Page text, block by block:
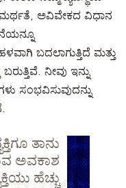
ಅವಿವೇಕದ ವಿಧಾನ
ಬದಲಾಗುತ್ತಿದೆ ಮತ್ತು
ನೀವು ಇನ್ನು
ಸಂಭವಿಸುವುದನ್ನು
ತಾನು
ಅವಕಾಶ
ಹೆಚ್ಚು